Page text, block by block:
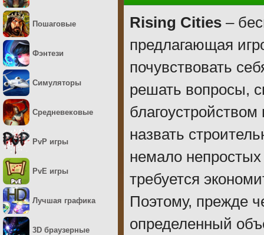
Rising Cities –
предлагающая
почувствовать
решать вопросы,
назвать
немало
требуется
Поэтому, прежде
определенный
Пошаговые
Фэнтези
Симуляторы
Средневековые
PvP игры
PvE игры
Лучшая графика
3D браузерные